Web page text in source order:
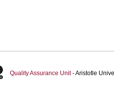
Quality Assurance Unit- Aristotle